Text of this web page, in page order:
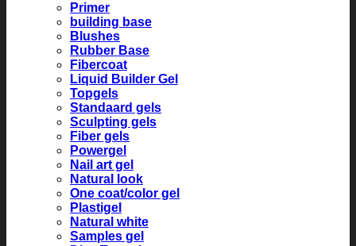
Primer
building base
Blushes
Rubber Base
Fibercoat
Liquid Builder Gel
Topgels
Standaard gels
Sculpting gels
Fiber gels
Powergel
Nail art gel
Natural look
One coat/color gel
Plastigel
Natural white
Samples gel